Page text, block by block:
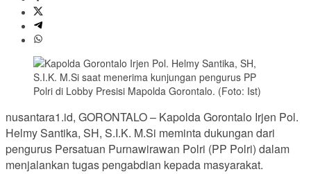
nusantara1.id, GORONTALO – Kapolda Gorontalo Irjen Pol.
Helmy Santika, SH, S.I.K. M.Si meminta dukungan dari
pengurus Persatuan Purnawirawan Polri (PP Polri) dalam
menjalankan tugas pengabdian kepada masyarakat.